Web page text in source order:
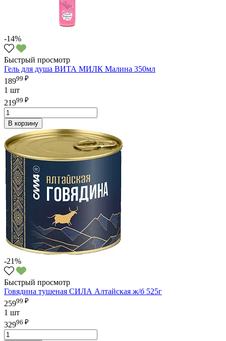
-14%
Быстрый просмотр
Гель для душа ВИТА МИЛК Малина 350мл
18999 ₽
1 шт
21999 ₽
В корзину
-21%
Быстрый просмотр
Говядина тушеная СИЛА Алтайская ж/б 525г
25999 ₽
1 шт
32996 ₽